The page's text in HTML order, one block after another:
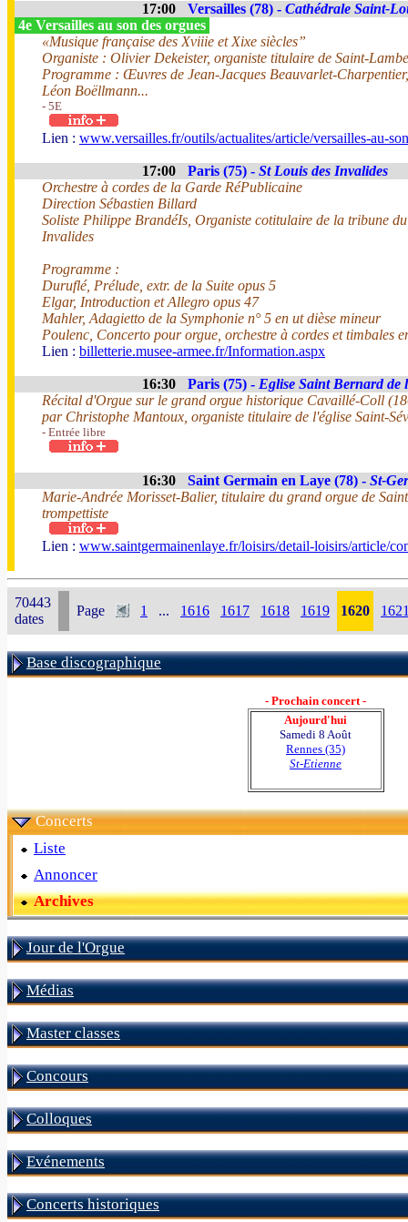
17:00 Versailles (78) - Cathédrale Saint-
4e Versailles au son des orgues
«Musique française des Xviiie et Xixe siècles”
Organiste : Olivier Dekeister, organiste titulaire de Saint-
Programme : Œuvres de Jean-Jacques Beauvarlet-
Léon Boëllmann...
- 5E
Lien : www.versailles.fr/outils/actualites/article/versailles-au-
17:00 Paris (75) - St Louis des Invalides
Orchestre à cordes de la Garde RéPublicaine
Direction Sébastien Billard
Soliste Philippe BrandéIs, Organiste cotitulaire de la tribune
Invalides
Programme :
Duruflé, Prélude, extr. de la Suite opus 5
Elgar, Introduction et Allegro opus 47
Mahler, Adagietto de la Symphonie n° 5 en ut dièse mineur
Poulenc, Concerto pour orgue, orchestre à cordes et timbales
Lien : billetterie.musee-armee.fr/Information.aspx
16:30 Paris (75) - Eglise Saint Bernard de
Récital d'Orgue sur le grand orgue historique Cavaillé-Coll
par Christophe Mantoux, organiste titulaire de l'église Saint-
- Entrée libre
16:30 Saint Germain en Laye (78) - St-
Marie-Andrée Morisset-Balier, titulaire du grand orgue de
trompettiste
Lien : www.saintgermainenlaye.fr/loisirs/detail-loisirs/article/
70443
dates
Page 1 ... 1616 1617 1618 1619 1620
Base discographique
- Prochain concert -
Aujourd'hui
Samedi 8 Août
Rennes (35)
St-Etienne
Concerts
Liste
Annoncer
Archives
Jour de l'Orgue
Médias
Master classes
Concours
Colloques
Evénements
Concerts historiques